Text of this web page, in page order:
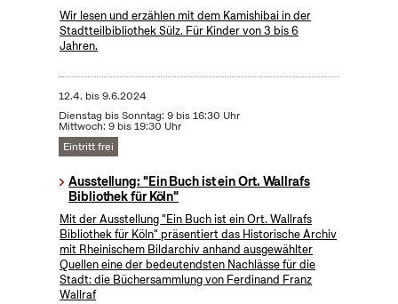
Wir lesen und erzählen mit dem Kamishibai in der
Stadtteilbibliothek Sülz. Für Kinder von 3 bis 6
Jahren.
12.4. bis9.6.2024
Dienstag bis Sonntag: 9 bis 16:30 Uhr
Mittwoch: 9 bis 19:30 Uhr
Eintritt frei
Ausstellung: "Ein Buch ist ein Ort. Wallrafs
Bibliothek für Köln"
Mit der Ausstellung "Ein Buch ist ein Ort. Wallrafs
Bibliothek für Köln" präsentiert das Historische Archiv
mit Rheinischem Bildarchiv anhand ausgewählter
Quellen eine der bedeutendsten Nachlässe für die
Stadt: die Büchersammlung von Ferdinand Franz
Wallraf